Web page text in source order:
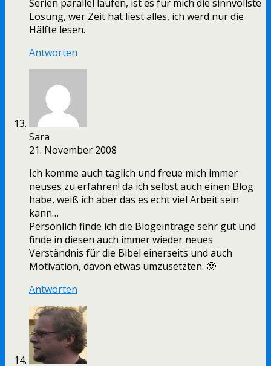
Serien parallel laufen, ist es für mich die sinnvollste
Lösung, wer Zeit hat liest alles, ich werd nur die
Hälfte lesen.
Antworten
Sara
21. November 2008
Ich komme auch täglich und freue mich immer
neuses zu erfahren! da ich selbst auch einen Blog
habe, weiß ich aber das es echt viel Arbeit sein
kann…
Persönlich finde ich die Blogeinträge sehr gut und
finde in diesen auch immer wieder neues
Verständnis für die Bibel einerseits und auch
Motivation, davon etwas umzusetzten. 🙂
Antworten